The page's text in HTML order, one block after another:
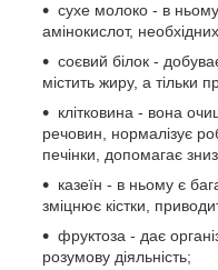
сухе молоко - в ньому
амінокислот,
соєвий білок -
містить жиру, а тільки
клітковина - вона
речовин, нормалізує
печінки, допомагає
казеїн - в ньому є
зміцнює кістки,
фруктоза - дає
розумову діяльність;